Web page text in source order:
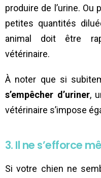
produire de l’urine. Ou
petites quantités
animal doit être
vétérinaire.
À noter que si
s’empêcher d’uriner,
vétérinaire s’impose
3. Il ne s’efforce
Si votre chien ne